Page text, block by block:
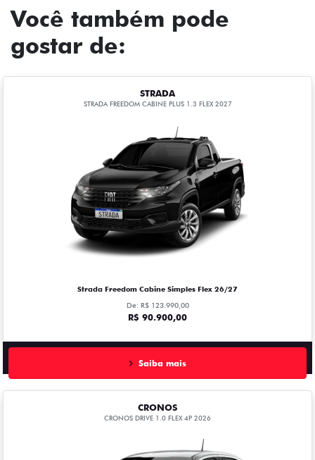
Você também pode
gostar de:
STRADA
STRADA FREEDOM CABINE PLUS 1.3 FLEX 2027
Strada Freedom Cabine Simples Flex 26/27
De: R$ 123.990,00
R$ 90.900,00
Saiba mais
CRONOS
CRONOS DRIVE 1.0 FLEX 4P 2026